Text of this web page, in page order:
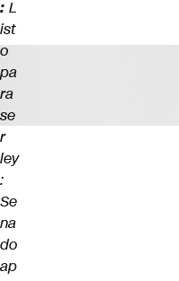
: L
ist
o
pa
ra
se
r
ley
:
Se
na
do
ap